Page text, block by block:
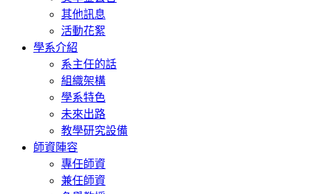
其他訊息
活動花絮
學系介紹
系主任的話
組織架構
學系特色
未來出路
教學研究設備
師資陣容
專任師資
兼任師資